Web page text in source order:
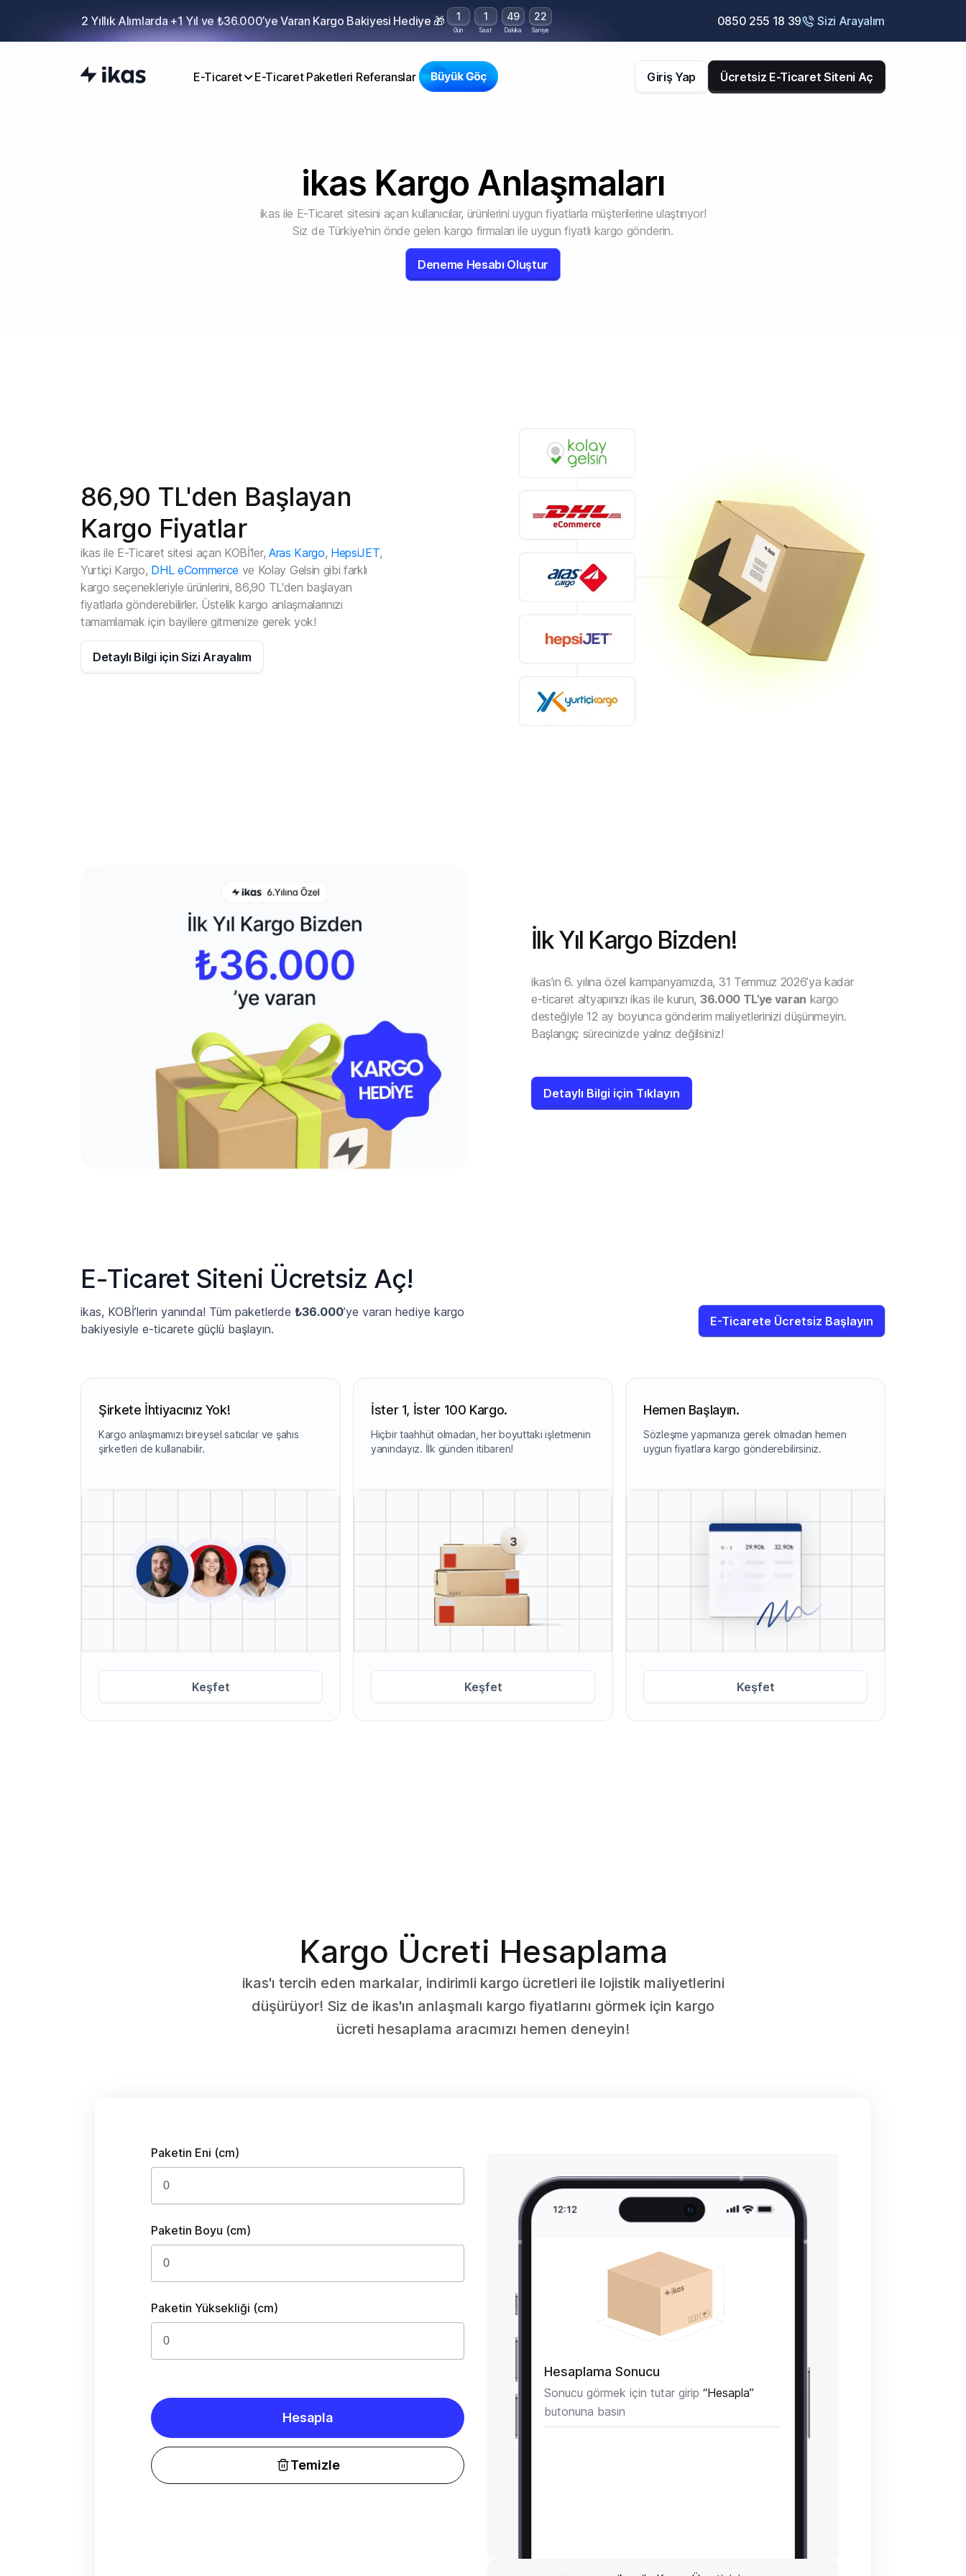
2 Yıllık Alımlarda +1 Yıl ve ₺36.000’ye Varan Kargo Bakiyesi Hediye 🎁 1
Gün
1
Saat
49
Dakika
21
Saniye
0850 255 18 39 Sizi Arayalım
E-Ticaret E-Ticaret Paketleri Referanslar Giriş Yap Ücretsiz E-Ticaret Siteni Aç
ikas Kargo Anlaşmaları
ikas ile E-Ticaret sitesini açan kullanıcılar, ürünlerini uygun fiyatlarla müşterilerine ulaştırıyor!
Siz de Türkiye'nin önde gelen kargo firmaları ile uygun fiyatlı kargo gönderin.
Deneme Hesabı Oluştur
86,90 TL'den Başlayan
Kargo Fiyatlar
ikas ile E-Ticaret sitesi açan KOBİ'ler, Aras Kargo, HepsiJET,
Yurtiçi Kargo, DHL eCommerce ve Kolay Gelsin gibi farklı
kargo seçenekleriyle ürünlerini, 86,90 TL'den başlayan
fiyatlarla gönderebilirler. Üstelik kargo anlaşmalarınızı
tamamlamak için bayilere gitmenize gerek yok!
Detaylı Bilgi için Sizi Arayalım
İlk Yıl Kargo Bizden!
ikas’ın 6. yılına özel kampanyamızda, 31 Temmuz 2026’ya kadar
e-ticaret altyapınızı ikas ile kurun, 36.000 TL’ye varan kargo
desteğiyle 12 ay boyunca gönderim maliyetlerinizi düşünmeyin.
Başlangıç sürecinizde yalnız değilsiniz!
Detaylı Bilgi için Tıklayın
E-Ticaret Siteni Ücretsiz Aç!
ikas, KOBİ’lerin yanında! Tüm paketlerde ₺36.000’ye varan hediye kargo
bakiyesiyle e-ticarete güçlü başlayın.
E-Ticarete Ücretsiz Başlayın
Şirkete İhtiyacınız Yok!
Kargo anlaşmamızı bireysel satıcılar ve şahıs
şirketleri de kullanabilir.
Keşfet
İster 1, İster 100 Kargo.
Hiçbir taahhüt olmadan, her boyuttaki işletmenin
yanındayız. İlk günden itibaren!
Keşfet
Hemen Başlayın.
Sözleşme yapmanıza gerek olmadan hemen
uygun fiyatlara kargo gönderebilirsiniz.
Keşfet
Kargo Ücreti Hesaplama
ikas'ı tercih eden markalar, indirimli kargo ücretleri ile lojistik maliyetlerini
düşürüyor! Siz de ikas'ın anlaşmalı kargo fiyatlarını görmek için kargo
ücreti hesaplama aracımızı hemen deneyin!
Paketin Eni (cm)
Paketin Boyu (cm)
Paketin Yüksekliği (cm)
Hesapla
Temizle
Hesaplama Sonucu
Sonucu görmek için tutar girip “Hesapla”
butonuna basın